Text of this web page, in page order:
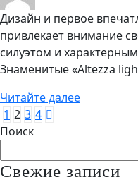
Дизайн и первое
привлекает внимание
силуэтом и
Знаменитые «Altezza
Читайте далее
1 2 3 4
Поиск
Свежие записи